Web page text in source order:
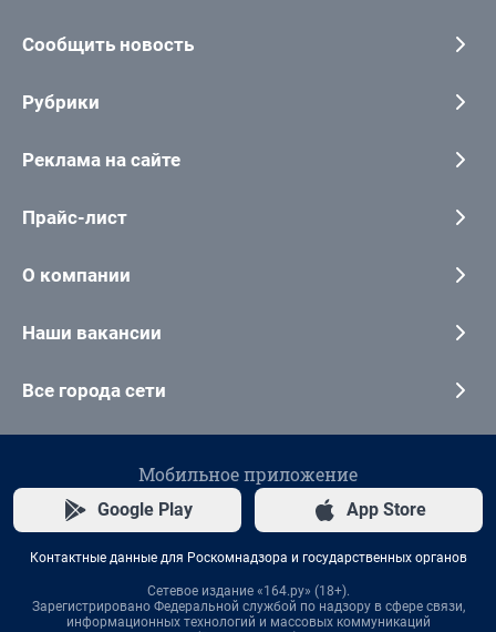
Сообщить новость
Рубрики
Реклама на сайте
Прайс-лист
О компании
Наши вакансии
Все города сети
Мобильное приложение
Google Play App Store
Контактные данные для Роскомнадзора и государственных органов
Сетевое издание «164.ру» (18+).
Зарегистрировано Федеральной службой по надзору в сфере связи,
информационных технологий и массовых коммуникаций